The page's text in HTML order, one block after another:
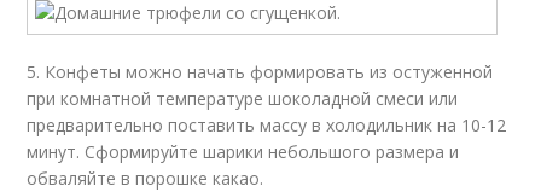
5. Конфеты можно начать формировать из остуженной
при комнатной температуре шоколадной смеси или
предварительно поставить массу в холодильник на 10-12
минут. Сформируйте шарики небольшого размера и
обваляйте в порошке какао.